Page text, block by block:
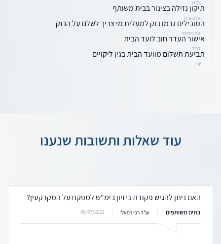
גלית
תיקון נזילה בצינור בבית משותף
אלכסנדר
המובילים גרמו נזק למעלית מי צריך לשלם על הנזק
בני מזרחי
אישור העדר חוב לועד הבית
דרור
תביעת תשלום מוועד הבית בגין ליקויים
יורי
עוד שאלות ותשובות שנענו
האם ניתן להגיש פקודת ביזיון בימ"ש למפקח על המקרקעין?
בתים משותפים עו"ד רפי רפאלי 08/07/2022